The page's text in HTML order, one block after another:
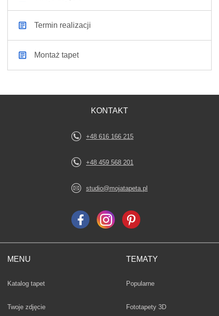
Termin realizacji
Montaż tapet
MENU
Katalog tapet
Twoje zdjęcie
TEMATY
Fototapety
Popularne
Fototapety 3D
KONTAKT
+48 616 166 215
+48 459 568 201
studio@mojatapeta.pl